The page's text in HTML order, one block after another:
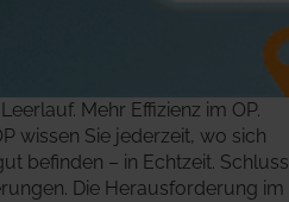
Mehr Effizienz im OP.
wissen Sie jederzeit, wo sich
befinden – in Echtzeit. Schluss
Die Herausforderung im